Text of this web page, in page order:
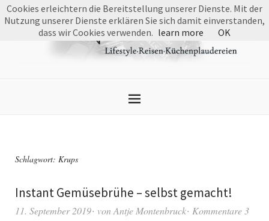
Schlagwort: Krups
Instant Gemüsebrühe – selbst gemacht!
11. September 2019 vonAntje Montenbruck Kommentare 3
Cookies erleichtern die Bereitstellung unserer Dienste. Mit der
Nutzung unserer Dienste erklären Sie sich damit einverstanden,
dass wir Cookies verwenden. learn more OK